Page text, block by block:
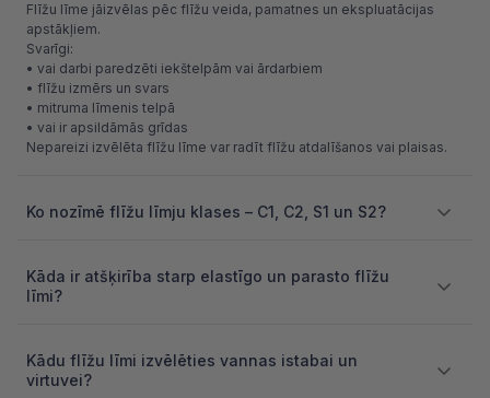
Flīžu līme jāizvēlas pēc flīžu veida, pamatnes un ekspluatācijas
apstākļiem.
Svarīgi:
• vai darbi paredzēti iekštelpām vai ārdarbiem
• flīžu izmērs un svars
• mitruma līmenis telpā
• vai ir apsildāmās grīdas
Nepareizi izvēlēta flīžu līme var radīt flīžu atdalīšanos vai plaisas.
Ko nozīmē flīžu līmju klases – C1, C2, S1 un S2?
Kāda ir atšķirība starp elastīgo un parasto flīžu
līmi?
Kādu flīžu līmi izvēlēties vannas istabai un
virtuvei?